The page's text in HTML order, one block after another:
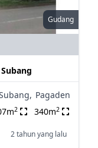
Gudang
Pagaden
2 340m2
2 tahun yang lalu